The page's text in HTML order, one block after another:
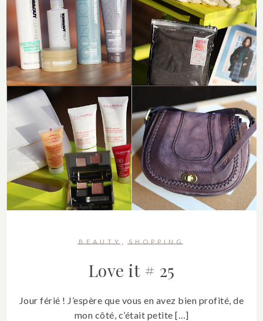
BEAUTY SHOPPING
Love it # 25
Jour férié ! J’espère que vous en avez bien profité, de
mon côté, c’était petite […]